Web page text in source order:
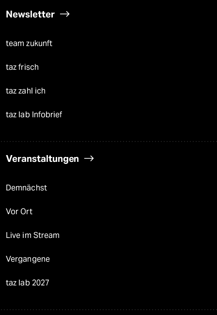
Newsletter
team zukunft
taz frisch
taz zahl ich
taz lab Infobrief
Veranstaltungen
Demnächst
Vor Ort
Live im Stream
Vergangene
taz lab 2027